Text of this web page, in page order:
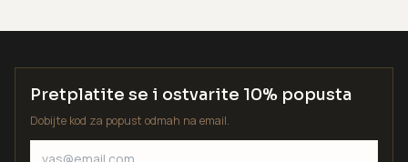
Pretplatite se i ostvarite 10% popusta
Dobijte kod za popust odmah na email.